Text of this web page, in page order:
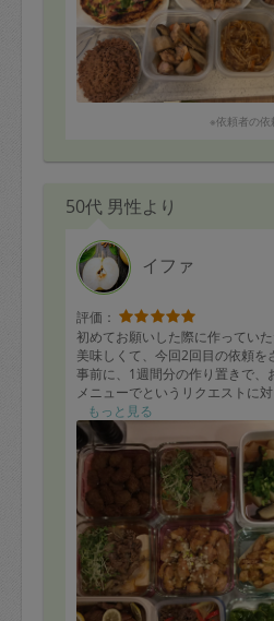
※依頼者の依
50代 男性より
イファ
評価：
初めてお願いした際に作ってい
美味しくて、今回2回目の依頼を
事前に、1週間分の作り置きで、
メニューでというリクエストに
と食材リストをいただきました。
1 豚厚切りロース肉のソテーは
2 肉団子のうま煮
3 ねぎ塩から揚げ
4 プルコギ
5 肉豆腐貝われ大根添え
6 めかじきとかぼちゃのカレー
7 なすと桜えびの田舎煮
8 しらたきと彩り野菜の塩昆布
9 あさりとかぶの旨煮
もっと見る